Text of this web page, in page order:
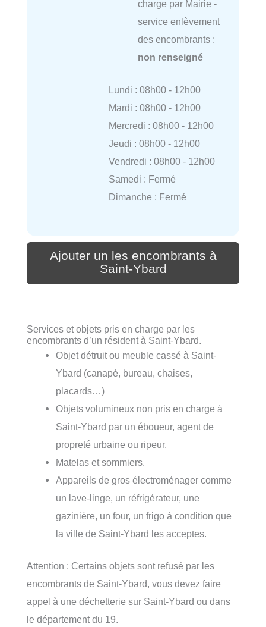
charge par Mairie -
service enlèvement
des encombrants :
non renseigné
Lundi : 08h00 - 12h00
Mardi : 08h00 - 12h00
Mercredi : 08h00 - 12h00
Jeudi : 08h00 - 12h00
Vendredi : 08h00 - 12h00
Samedi : Fermé
Dimanche : Fermé
Ajouter un les encombrants à
Saint-Ybard
Services et objets pris en charge par les
encombrants d’un résident à Saint-Ybard.
Objet détruit ou meuble cassé à Saint-
Ybard (canapé, bureau, chaises,
placards…)
Objets volumineux non pris en charge à
Saint-Ybard par un éboueur, agent de
propreté urbaine ou ripeur.
Matelas et sommiers.
Appareils de gros électroménager comme
un lave-linge, un réfrigérateur, une
gazinière, un four, un frigo à condition que
la ville de Saint-Ybard les acceptes.
Attention : Certains objets sont refusé par les
encombrants de Saint-Ybard, vous devez faire
appel à une déchetterie sur Saint-Ybard ou dans
le département du 19.